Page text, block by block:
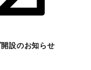
設のお知らせ